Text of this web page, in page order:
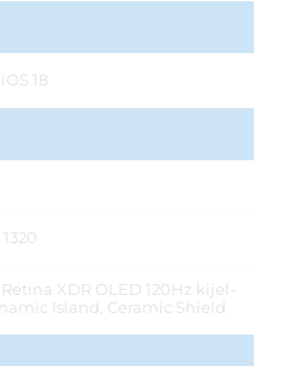
18
XDR OLED 120Hz kijel­
Island, Ceramic Shield